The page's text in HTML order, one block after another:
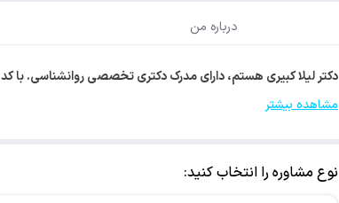
درباره من
دکتر لیلا کبیری هستم، دارای مدرک دکتری تخصصی روانشناسی. با کد 70653 مجوز فعالیت تخصصی خود را از ساز…
مشاهده بیشتر
نوع مشاوره را انتخاب کنید: